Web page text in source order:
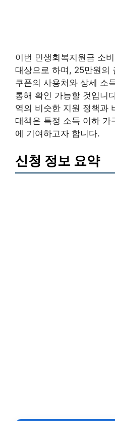
이번 민생회복지원금 소
대상으로 하며, 25만원의
쿠폰의 사용처와 상세 소
통해 확인 가능할 것입니
역의 비슷한 지원 정책과
대책은 특정 소득 이하 가
에 기여하고자 합니다.
신청 정보 요약